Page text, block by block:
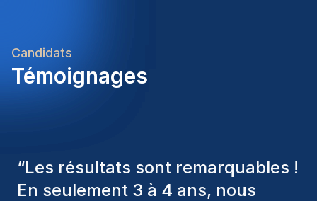
Candidats
Témoignages
“Les consultants Homini ont
toujours pris en considération